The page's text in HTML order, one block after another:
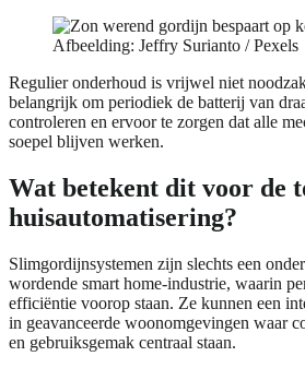
Afbeelding: Jeffry Surianto / Pexels
Regulier onderhoud is vrijwel niet
belangrijk om periodiek de batterij van
controleren en ervoor te zorgen dat alle
soepel blijven werken.
Wat betekent dit voor de
huisautomatisering?
Slimgordijnsystemen zijn slechts een
wordende smart home-industrie, waarin
efficiëntie voorop staan. Ze kunnen een
in geavanceerde woonomgevingen waar
en gebruiksgemak centraal staan.